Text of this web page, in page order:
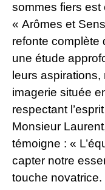
sommes fiers est
« Arômes et
refonte complète
une étude
leurs
imagerie située
respectant
Monsieur
témoigne : «
capter notre
touche